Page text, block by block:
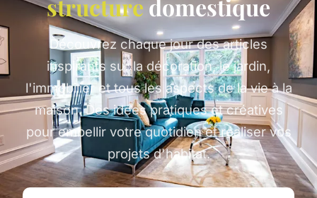
structuredomestique
Découvrez chaque jour des articles
inspirants sur la décoration, le jardin,
l'immobilier et tous les aspects de la vie à la
maison. Des idées pratiques et créatives
pour embellir votre quotidien et réaliser vos
projets d'habitat.